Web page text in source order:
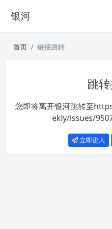
银河
首页 链接跳转
跳
您即将离开银河跳转至
ekly/issues/
立即进入